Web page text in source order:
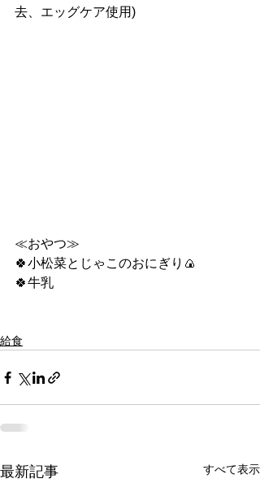
去、エッグケア使用)
≪おやつ≫
🍀小松菜とじゃこのおにぎり🍙
🍀牛乳
給食
最新記事 すべて表示